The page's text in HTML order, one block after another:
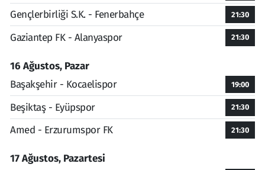
Gençlerbirliği S.K. - Fenerbahçe 21:30
Gaziantep FK - Alanyaspor 21:30
16 Ağustos, Pazar
Başakşehir - Kocaelispor
19:00
Beşiktaş - Eyüpspor 21:30
Amed - Erzurumspor FK 21:30
17 Ağustos, Pazartesi